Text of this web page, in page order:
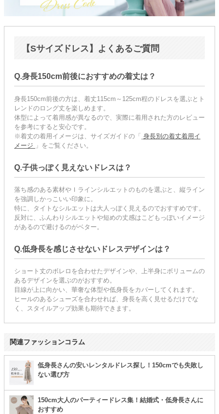
ヘアセット後の着用OK
レース
シーン
結婚式・二次会ゲスト パーティ
同窓会・謝恩会
年代
【Sサイズドレス】よくあるご質問
Q.身長150cm前後におすすめの着丈は？
身長150cm前後の方は、着丈115cm～125cm程のドレスを選ぶとト
レンドのロング丈を楽しめます。
体型によって着用感が異なるので、実際に着用された方のレビュー
を参考にすると安心です。
※着丈の着用イメージは、サイズガイドの「 身長別の着丈着用イ
メージ 」をご覧ください。
Q.子供っぽく見えないドレスは？
落ち感のある素材やＩラインシルエットのものを選ぶと、縦ライン
を強調しかっこいい印象に。
特に、タイトなシルエットは大人っぽく見えるのでおすすめです。
反対に、ふんわりシルエットや短めの丈感はこどもっぽいイメージ
があるので避けるのがベター。
Q.低身長を感じさせないドレスデザインは？
ショート丈のボレロを合わせたデザインや、上半身にボリュームの
あるデザインを選ぶのがおすすめ。
目線が上に向かい、華奢な体型や低身長をカバーしてくれます。
ヒールのあるシューズを合わせれば、身長を高く見せるだけでな
く、スタイルアップ効果も期待できます。
関連ファッションコラム
低身長さんの安いレンタルドレス探し！150cmでも失敗し
ない選び方
150cm大人のパーティードレス集！結婚式・低身長さんに
おすすめ